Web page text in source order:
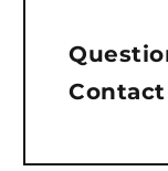
Contact